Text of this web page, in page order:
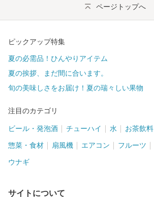
ページトップへ
ピックアップ特集
夏の必需品！ひんやりアイテム
夏の挨拶、まだ間に合います。
旬の美味しさをお届け！夏の瑞々しい果物
注目のカテゴリ
ビール・発泡酒 チューハイ 水 お茶飲料
惣菜・食材 扇風機 エアコン フルーツ
ウナギ
サイトについて